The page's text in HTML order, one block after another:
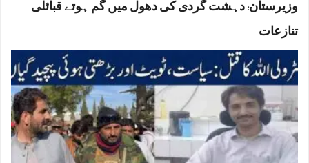
وزیرستان: دہشت گردی کی دھول میں گم ہوتے قبائلی
تنازعات